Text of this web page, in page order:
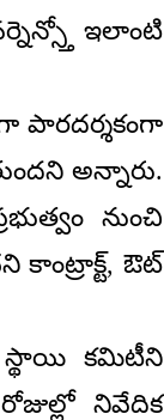
ఇలాంటి
పారదర్శకంగా
అన్నారు.
నుంచి
కాంట్రాక్ట్, ఔట్
స్థాయి కమిటీని
నివేదిక